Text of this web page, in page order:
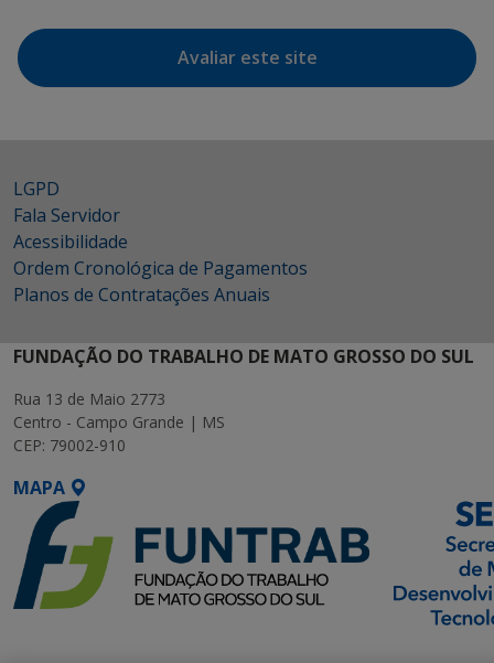
Avaliar este site
LGPD
Fala Servidor
Acessibilidade
Ordem Cronológica de Pagamentos
Planos de Contratações Anuais
FUNDAÇÃO DO TRABALHO DE MATO GROSSO DO SUL
Rua 13 de Maio 2773
Centro - Campo Grande | MS
CEP: 79002-910
MAPA